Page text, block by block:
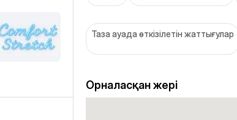
Таза ауада өткізілетін жаттығулар
Орналасқан жері